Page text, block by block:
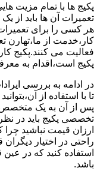
پکیج ها با تمام مزیت
تعمیرات آن ها باید
هر کسی را برای
کار،خدمت از ما،تهارن
فعالیت می کنند.پکیج
پکیج است،اقدام به
در ادامه به بررسی
تا با استفاده از
پس از آن به یک متخصص
تخصصی پکیج باید در
ارزان قیمت نباشید
راحتی در اختیار
استفاده کنید که در
باشد.